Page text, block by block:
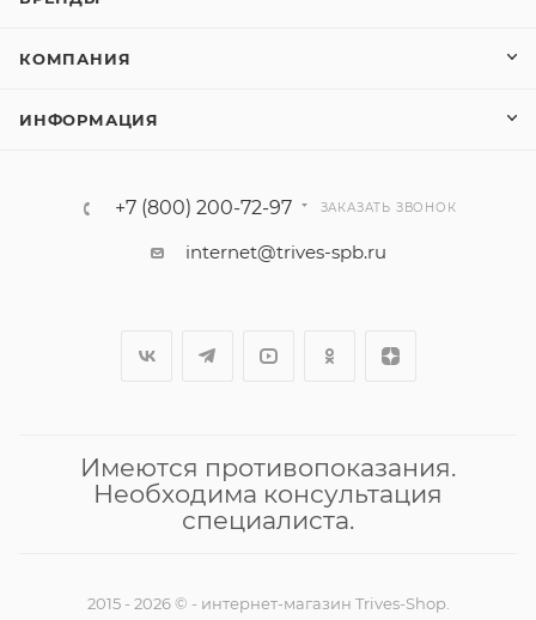
КОМПАНИЯ
ИНФОРМАЦИЯ
+7 (800) 200-72-97 ЗАКАЗАТЬ ЗВОНОК
internet@trives-spb.ru
Имеются противопоказания.
Необходима консультация
специалиста.
2015 - 2026 © - интернет-магазин Trives-Shop.